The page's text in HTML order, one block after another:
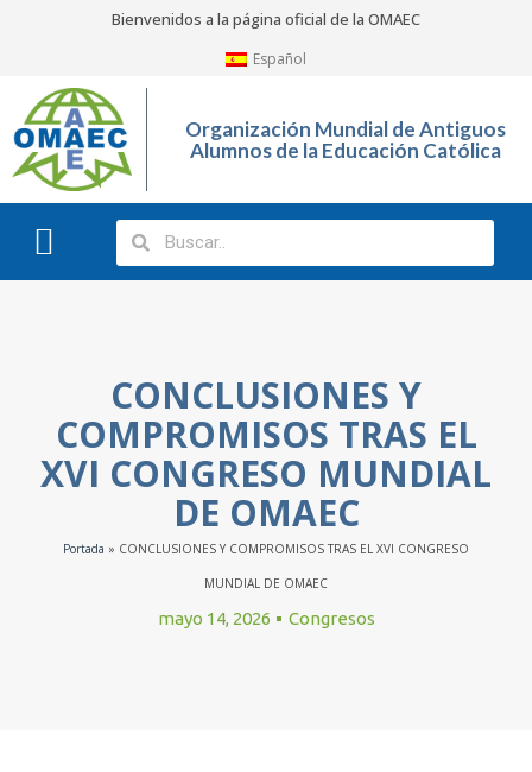
Bienvenidos a la página oficial de la OMAEC
Español
Organización Mundial de Antiguos
Alumnos de la Educación Católica
CONCLUSIONES Y
COMPROMISOS TRAS EL
XVI CONGRESO MUNDIAL
DE OMAEC
Portada » CONCLUSIONES Y COMPROMISOS TRAS EL XVI CONGRESO
MUNDIAL DE OMAEC
mayo 14, 2026 Congresos